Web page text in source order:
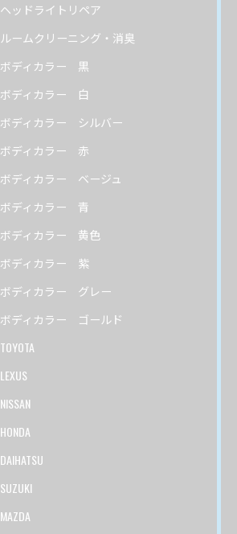
ヘッドライトリペア
ルームクリーニング・消臭
ボディカラー 黒
ボディカラー 白
ボディカラー シルバー
ボディカラー 赤
ボディカラー ベージュ
ボディカラー 青
ボディカラー 黄色
ボディカラー 紫
ボディカラー グレー
ボディカラー ゴールド
TOYOTA
LEXUS
NISSAN
HONDA
DAIHATSU
SUZUKI
MAZDA